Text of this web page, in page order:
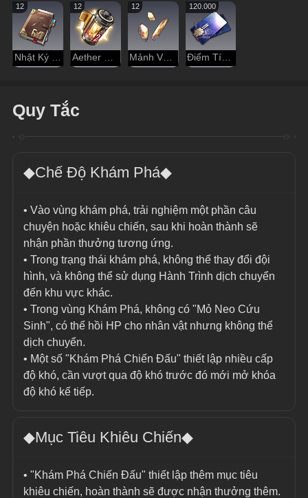
12
Nhật Ký Thám Hiểm
12
Aether Cô Đặc
12
Mảnh Vàng Đánh Mất
120.000
Điểm Tín Dụng
Quy Tắc
◆Chế Độ Khám Phá◆
• Vào vùng khám phá, trải nghiệm một phần câu
chuyện hoặc khiêu chiến, sau khi hoàn thành sẽ
nhận phần thưởng tương ứng.
• Trong trạng thái khám phá, không thể thay đổi đội
hình, và không thể sử dụng Hành Trình dịch chuyển
đến khu vực khác.
• Trong vùng Khám Phá, không có "Mỏ Neo Cứu
Sinh", có thể hồi HP cho nhân vật nhưng không thể
dịch chuyển.
• Một số "Khám Phá Chiến Đấu" thiết lập nhiều cấp
độ khó, cần vượt qua độ khó trước đó mới mở khóa
độ khó kế tiếp.
◆Mục Tiêu Khiêu Chiến◆
• "Khám Phá Chiến Đấu" thiết lập thêm mục tiêu
khiêu chiến, hoàn thành sẽ được nhận thưởng thêm.